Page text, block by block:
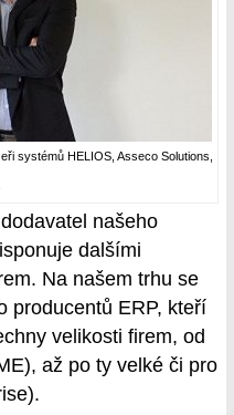
systémů HELIOS, Asseco Solutions,
našeho
dalšími
Na našem trhu se
producentů ERP, kteří
velikosti firem, od
až po ty velké či pro